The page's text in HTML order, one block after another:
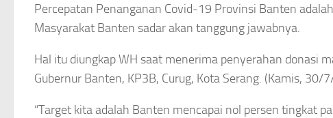
Percepatan Penanganan Covid-19 Provinsi Banten
Masyarakat Banten sadar akan tanggung jawabnya.
Hal itu diungkap WH saat menerima penyerahan donasi
Gubernur Banten, KP3B, Curug, Kota Serang. (Kamis, 30/
“Target kita adalah Banten mencapai nol persen tingkat